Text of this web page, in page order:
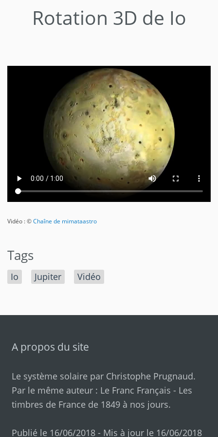
Rotation 3D de Io
Vidéo : ©Chaîne de mimataastro
Tags
Io Jupiter Vidéo
A propos du site
Le système solaire par Christophe Prugnaud.
Par le même auteur : Le Franc Français - Les
timbres de France de 1849 à nos jours.
Publié le 16/06/2018 - Mis à jour le 16/06/2018